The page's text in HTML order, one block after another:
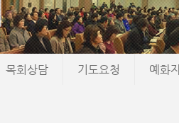
목회상담 기도요청 예화